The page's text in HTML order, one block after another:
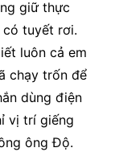
giữ thực
có tuyết rơi.
luôn cả em
chạy trốn để
dùng điện
vị trí giếng
ông Độ.